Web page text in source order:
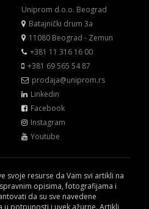
Uniprom d.o.o. Beograd
Batajnički drum 3a
11080 Beograd - Zemun
+381 11 316 16 00
+381 69 565 54 87
prodaja@uniprom.rs
Linkedin
Facebook
Instagram
Youtube
svoje resurse da Vam svi artikli na
opisima, fotografijama i
da su sve navedene
potpunosti i uvek ažurne. Artikli